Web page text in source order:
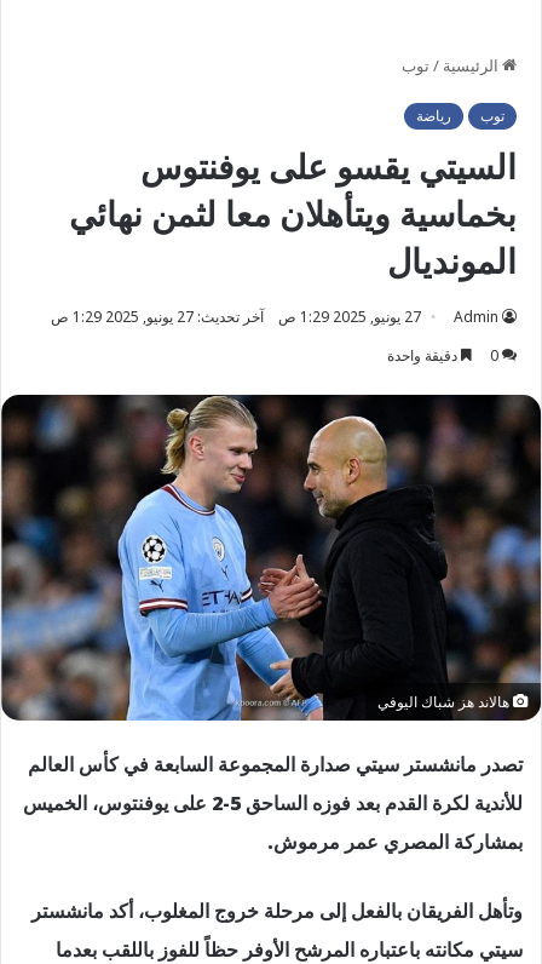
الرئيسية /توب
توب رياضة
السيتي يقسو على يوفنتوس
بخماسية ويتأهلان معا لثمن نهائي
المونديال
Admin 27 يونيو, 2025 1:29 ص
آخر تحديث: 27 يونيو, 2025 1:29 ص
0
دقيقة واحدة
هالاند هز شباك اليوفي
تصدر مانشستر سيتي صدارة المجموعة السابعة في كأس العالم
للأندية لكرة القدم بعد فوزه الساحق 5-2 على يوفنتوس، الخميس
بمشاركة المصري عمر مرموش.
وتأهل الفريقان بالفعل إلى مرحلة خروج المغلوب، أكد مانشستر
سيتي مكانته باعتباره المرشح الأوفر حظاً للفوز باللقب بعدما